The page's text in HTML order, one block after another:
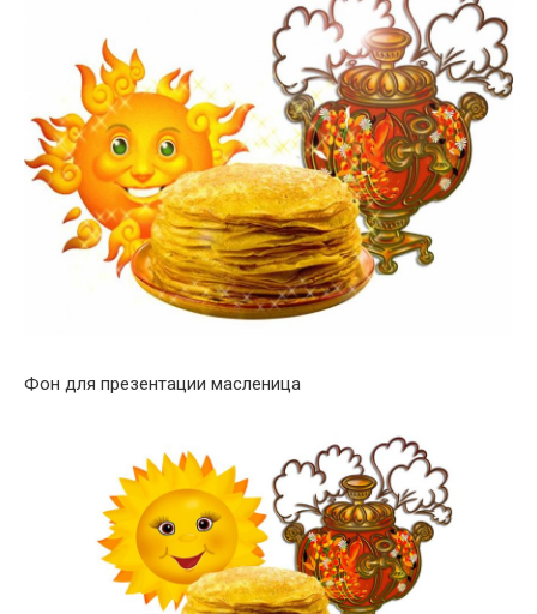
Фон для презентации масленица